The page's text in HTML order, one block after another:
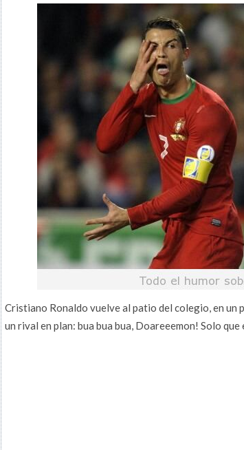
Cristiano Ronaldo vuelve al patio del colegio, en un
un rival en plan: bua bua bua, Doareeemon! Solo